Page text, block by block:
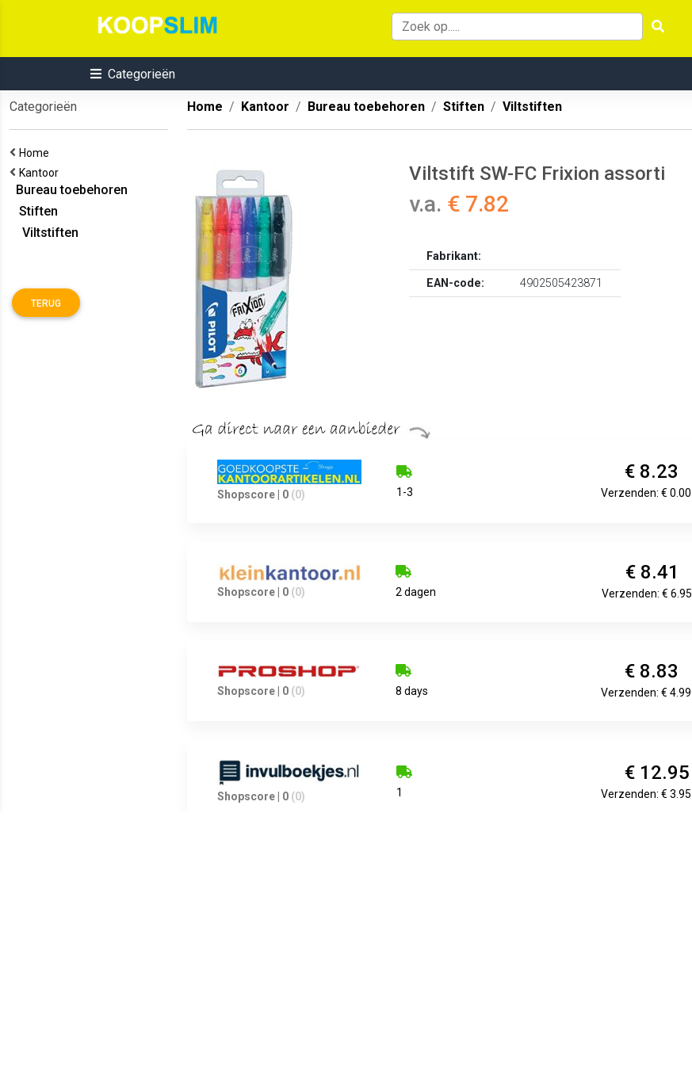
Categorieën
Categorieën
Home
Kantoor
Bureau toebehoren
Stiften
Viltstiften
TERUG
Home Kantoor Bureau toebehoren Stiften Viltstiften
Viltstift SW-FC Frixion assorti
v.a. € 7.82
Fabrikant:
EAN-code:
4902505423871
Shopscore | 0 (0) 1-3
€ 8.23
Verzenden: € 0.00
Shopscore | 0 (0) 2 dagen
€ 8.41
Verzenden: € 6.95
Shopscore | 0 (0) 8 days
€ 8.83
Verzenden: € 4.99
Shopscore | 0 (0) 1
€ 12.95
Verzenden: € 3.95